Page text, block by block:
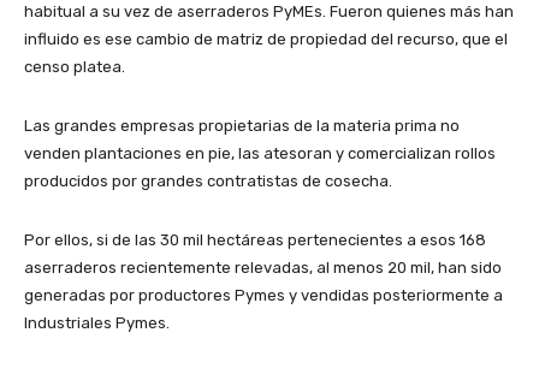
habitual a su vez de aserraderos PyMEs. Fueron quienes más han
influido es ese cambio de matriz de propiedad del recurso, que el
censo platea.
Las grandes empresas propietarias de la materia prima no
venden plantaciones en pie, las atesoran y comercializan rollos
producidos por grandes contratistas de cosecha.
Por ellos, si de las 30 mil hectáreas pertenecientes a esos 168
aserraderos recientemente relevadas, al menos 20 mil, han sido
generadas por productores Pymes y vendidas posteriormente a
Industriales Pymes.